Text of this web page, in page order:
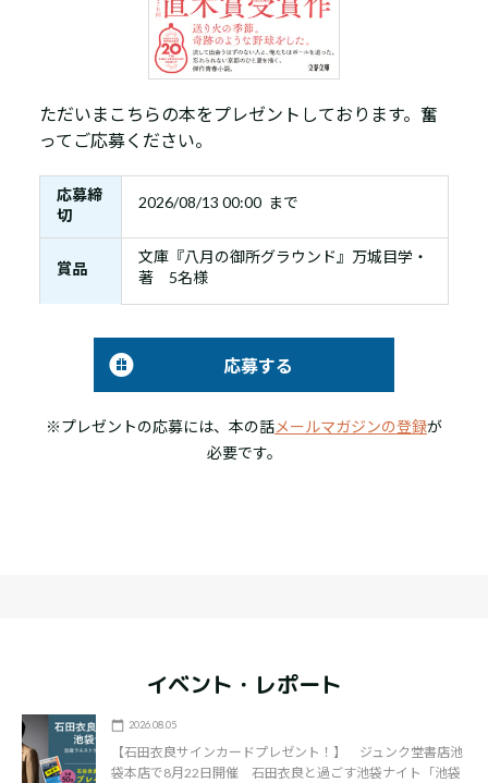
ただいまこちらの本をプレゼントしております。奮
ってご応募ください。
応募締
切
2026/08/13 00:00 まで
賞品
文庫『八月の御所グラウンド』万城目学・
著 5名様
応募する
※プレゼントの応募には、本の話メールマガジンの登録が
必要です。
イベント・レポート
2026.08.05
【石田衣良サインカードプレゼント！】 ジュンク堂書店池
袋本店で8月22日開催 石田衣良と過ごす池袋ナイト「池袋